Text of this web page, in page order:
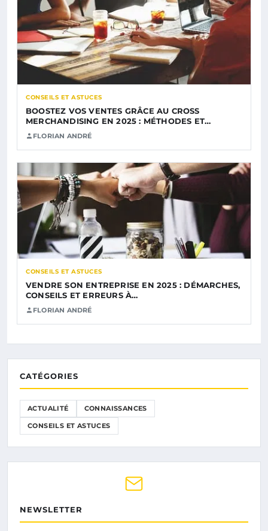
CONSEILS ET ASTUCES
BOOSTEZ VOS VENTES GRÂCE AU CROSS
MERCHANDISING EN 2025 : MÉTHODES ET…
FLORIAN ANDRÉ
CONSEILS ET ASTUCES
VENDRE SON ENTREPRISE EN 2025 : DÉMARCHES,
CONSEILS ET ERREURS À…
FLORIAN ANDRÉ
CATÉGORIES
ACTUALITÉ CONNAISSANCES
CONSEILS ET ASTUCES
NEWSLETTER